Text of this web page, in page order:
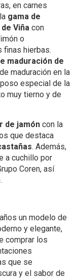
en carnes
gama de
Viña con
o
finas hierbas.
maduración de
maduración en la
especial de la
muy tierno y de
de jamón con la
que destaca
. Además,
a cuchillo por
Coren, así
un modelo de
y elegante,
comprar los
que se
y el sabor de